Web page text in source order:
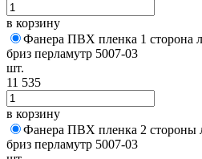
в корзину
Фанера ПВХ пленка 1 сторона
бриз перламутр 5007-03
шт.
11 535
в корзину
Фанера ПВХ пленка 2 стороны
бриз перламутр 5007-03